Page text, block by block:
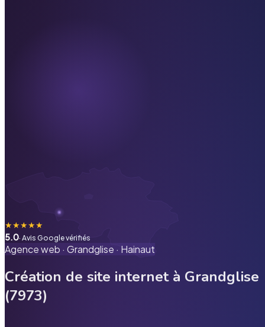
★★★★★
5.0· Avis Google vérifiés
Agence web · Grandglise · Hainaut
Création de site internet à Grandglise
(7973)